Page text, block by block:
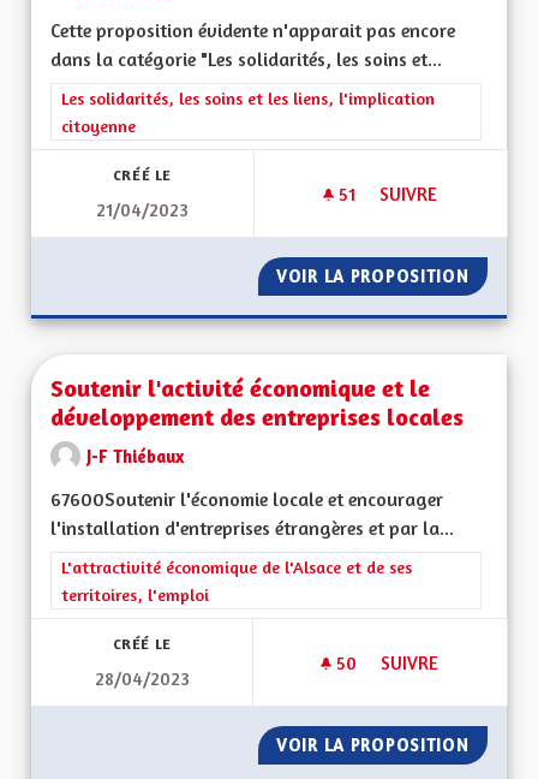
Cette proposition évidente n'apparait pas encore
dans la catégorie "Les solidarités, les soins et...
Filtrer les résultats de la catégorie : Les solidarités, les soins
Les solidarités, les soins et les liens, l'implication
citoyenne
CRÉÉ LE
21/04/2023
51 51 ABONNÉS
SUIVRE
VOIR LA PROPOSITION
Soutenir l'activité économique et le
développement des entreprises locales
J-F Thiébaux
67600Soutenir l'économie locale et encourager
l'installation d'entreprises étrangères et par la...
Filtrer les résultats de la catégorie : L'attractivité
L'attractivité économique de l'Alsace et de ses
territoires, l'emploi
CRÉÉ LE
28/04/2023
50 50 ABONNÉS
SUIVRE
VOIR LA PROPOSITION